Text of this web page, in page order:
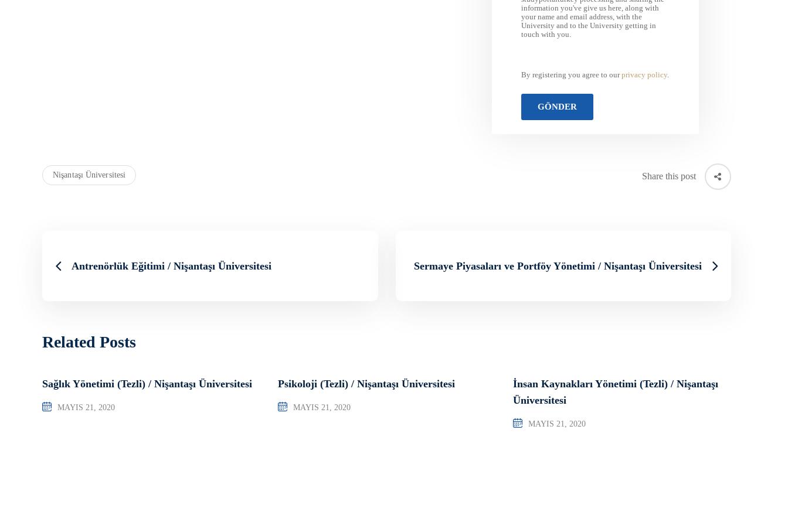
information you've give us here, along with
your name and email address, with the
University and to the University getting in
touch with you.
By registering you agree to ourprivacy policy.
Nişantaşı Üniversitesi Share this post
Antrenörlük Eğitimi / Nişantaşı Üniversitesi Sermaye Piyasaları ve Portföy Yönetimi / Nişantaşı Üniversitesi
Related Posts
Sağlık Yönetimi (Tezli) / Nişantaşı Üniversitesi
MAYIS 21, 2020
Psikoloji (Tezli) / Nişantaşı Üniversitesi
MAYIS 21, 2020
İnsan Kaynakları Yönetimi (Tezli) / Nişantaşı
Üniversitesi
MAYIS 21, 2020